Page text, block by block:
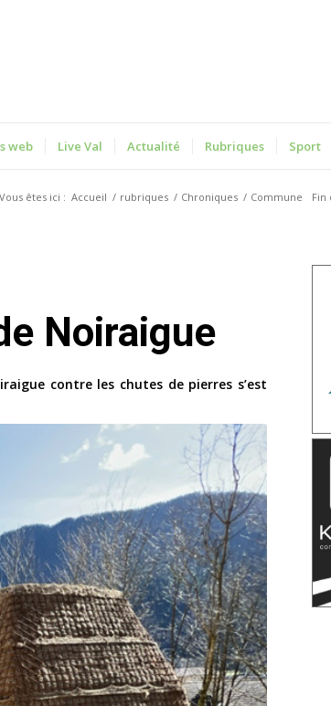
web Live Val Actualité Rubriques Sport
Vous êtes ici : Accueil / rubriques / Chroniques / Commune Fin
Noiraigue
contre les chutes de pierres s’est